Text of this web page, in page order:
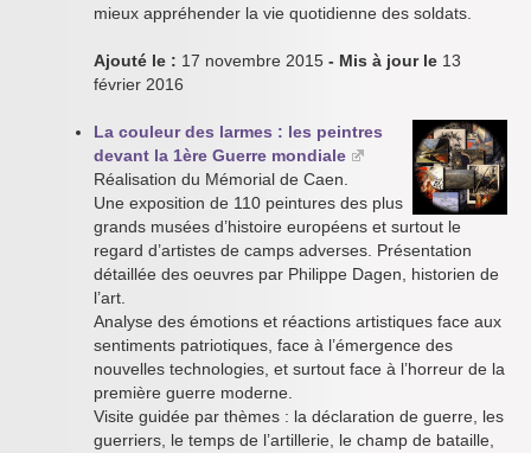
mieux appréhender la vie quotidienne des soldats.
Ajouté le : 17 novembre 2015 - Mis à jour le 13
février 2016
La couleur des larmes : les peintres
devant la 1ère Guerre mondiale
Réalisation du Mémorial de Caen.
Une exposition de 110 peintures des plus
grands musées d’histoire européens et surtout le
regard d’artistes de camps adverses. Présentation
détaillée des oeuvres par Philippe Dagen, historien de
l’art.
Analyse des émotions et réactions artistiques face aux
sentiments patriotiques, face à l’émergence des
nouvelles technologies, et surtout face à l’horreur de la
première guerre moderne.
Visite guidée par thèmes : la déclaration de guerre, les
guerriers, le temps de l’artillerie, le champ de bataille,